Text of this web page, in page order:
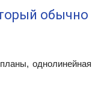
обычно
однолинейная